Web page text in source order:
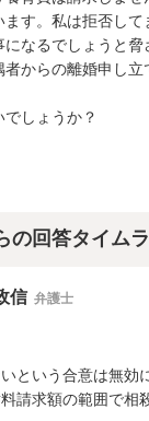
す。私は拒否し
なるでしょうと脅
からの離婚申し
しょうか？
の回答タイム
信 弁護士
という合意は無効
請求額の範囲で相